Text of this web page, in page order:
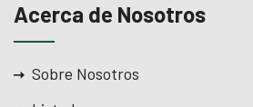
Acerca de Nosotros
Sobre Nosotros